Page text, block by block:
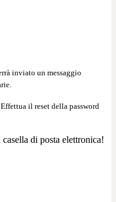
inviato un messaggio
il reset della password
di posta elettronica!